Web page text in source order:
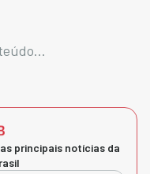
principais notícias da